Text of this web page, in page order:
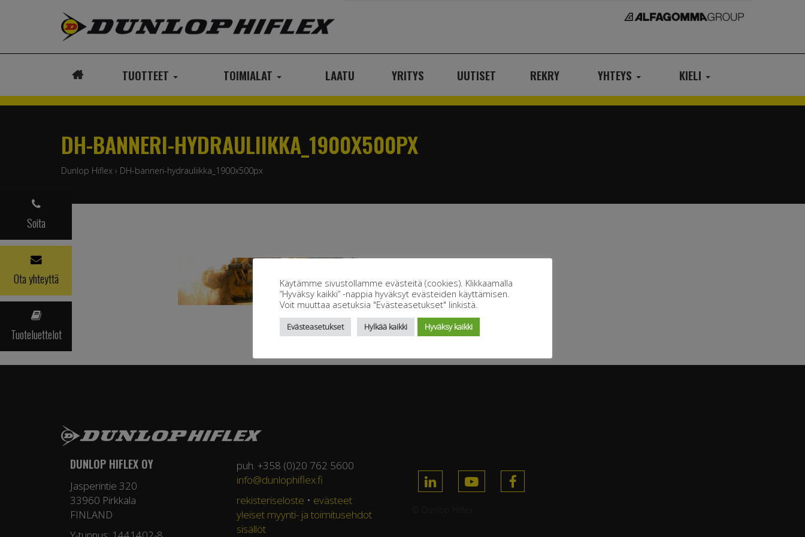
TUOTTEET TOIMIALAT LAATU YRITYS UUTISET REKRY YHTEYS KIELI
Soita
Ota yhteyttä
Tuoteluettelot
DH-BANNERI-HYDRAULIIKKA_1900X500PX
Dunlop Hiflex › DH-banneri-hydrauliikka_1900x500px
DUNLOP HIFLEX OY
Jasperintie 320
33960 Pirkkala
FINLAND
puh. +358 (0)20 762 5600
info@dunlophiflex.fi
rekisteriseloste • evästeet
yleiset myynti- ja toimitusehdot
sisällöt
Käytämme sivustollamme evästeitä (cookies). Klikkaamalla
“Hyväksy kaikki” -nappia hyväksyt evästeiden käyttämisen.
Voit muuttaa asetuksia "Evästeasetukset" linkistä.
Evästeasetukset Hylkää kaikki Hyväksy kaikki